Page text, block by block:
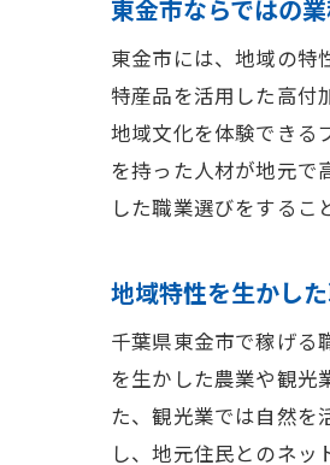
東金市ならではの
東金市には、地域の特
特産品を活用した高付
地域文化を体験できる
を持った人材が地元で
した職業選びをするこ
地域特性を生かし
千葉県東金市で稼げる
を生かした農業や観光
た、観光業では自然を
し、地元住民とのネ